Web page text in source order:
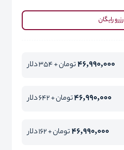
رزرو رایگان
46,990,000تومان + 354 دلار
46,990,000تومان + 642 دلار
46,990,000تومان + 162 دلار